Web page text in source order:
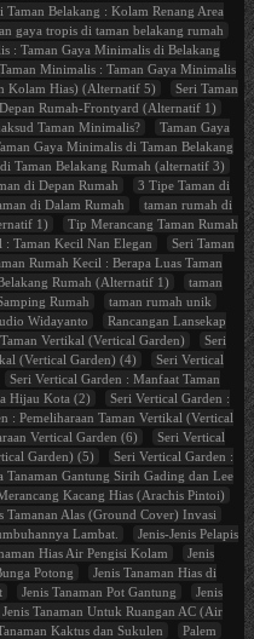
Taman Belakang : Kolam Renang Area
gaya tropis di taman belakang rumah
: Taman Gaya Minimalis di Belakang
Minimalis : Taman Gaya Minimalis
Kolam Hias) (Alternatif 5)
Seri Taman
Rumah-Frontyard (Alternatif 1)
Taman Minimalis?
Taman Gaya
Gaya Minimalis di Taman Belakang
Taman Belakang Rumah (alternatif 3)
di Depan Rumah
3 Tipe Taman di
di Dalam Rumah
taman rumah di
1)
Tip Merancang Taman Rumah
: Taman Kecil Nan Elegan
Seri Taman
Rumah Kecil : Berapa Luas Taman
Rumah (Alternatif 1)
taman
Rumah
taman rumah unik
Widayanto
Rancangan Lansekap
Taman Vertikal (Vertical Garden)
Seri
(Vertical Garden) (4)
Seri Vertical
Seri Vertical Garden : Manfaat Taman
Hijau Kota (2)
Seri Vertical Garden :
: Pemeliharaan Taman Vertikal (Vertical
Vertical Garden (6)
Seri Vertical
Garden) (5)
Seri Vertical Garden :
Tanaman Gantung Sirih Gading dan Lee
Kacang Hias (Arachis Pintoi)
Tamanan Alas (Ground Cover) Invasi
Lambat.
Jenis-Jenis Pelapis
Hias Air Pengisi Kolam
Jenis
Potong
Jenis Tanaman Hias di
Jenis Tanaman Pot Gantung
Jenis
Jenis Tanaman Untuk Ruangan AC (Air
Kaktus dan Sukulen
Palem